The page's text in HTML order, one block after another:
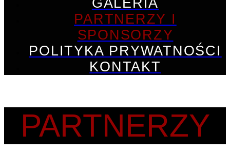
GALERIA
PARTNERZY I
SPONSORZY
POLITYKA PRYWATNOŚCI
KONTAKT
PARTNERZY